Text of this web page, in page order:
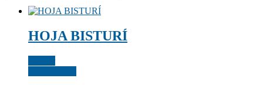
Etiquetas del producto
HOJA BISTURÍ